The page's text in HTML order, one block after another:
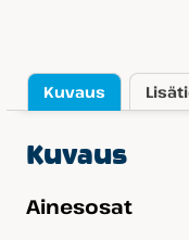
Kuvaus
Kuvaus
Ainesosat